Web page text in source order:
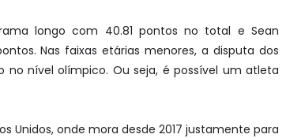
longo com 40.81 pontos no total e Sean
Nas faixas etárias menores, a disputa dos
nível olímpico. Ou seja, é possível um atleta
Unidos, onde mora desde 2017 justamente para